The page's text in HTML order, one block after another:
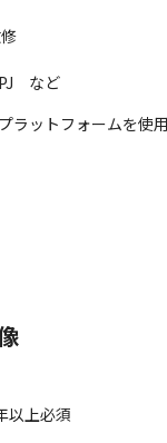
　など
ットフォームを使
以上必須